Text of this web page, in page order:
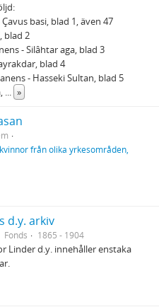
basi, blad 1, även 47
blad 2
- Silâhtar aga, blad 3
blad 4
- Hasseki Sultan, blad 5
... »
från olika yrkesområden,
d.y. arkiv
Fonds 1865 - 1904
Linder d.y. innehåller enstaka